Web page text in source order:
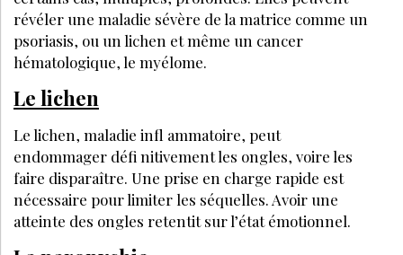
Santé Médecine
COMMENT INTÉGRER UNE NOUVELLE
COLLABORATRICE DANS SON INSTITUT DE BEAUTÉ ?
FONCTION DE VOTRE CONCEPT ET DE VOTRE
CLIENTÈLE
INSTITUT DE BEAUTÉ : COMMENT OPTIMISER VOTRE
PLANNING EN ÉTÉ